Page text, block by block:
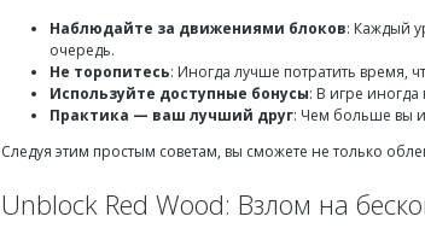
Наблюдайте за движениями блоков: Каждый
очередь.
Не торопитесь: Иногда лучше потратить время,
Используйте доступные бонусы: В игре
Практика — ваш лучший друг: Чем больше вы
Следуя этим простым советам, вы сможете не только
Unblock Red Wood: Взлом на